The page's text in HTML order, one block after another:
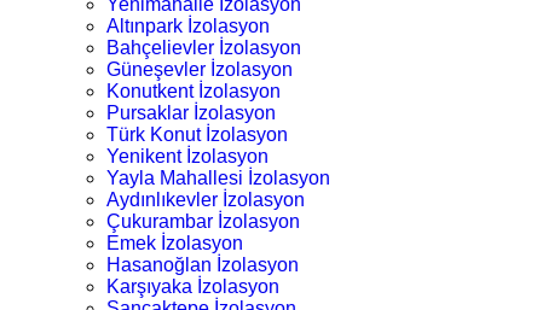
Altınpark İzolasyon
Bahçelievler İzolasyon
Güneşevler İzolasyon
Konutkent İzolasyon
Pursaklar İzolasyon
Türk Konut İzolasyon
Yenikent İzolasyon
Yayla Mahallesi İzolasyon
Aydınlıkevler İzolasyon
Çukurambar İzolasyon
Emek İzolasyon
Hasanoğlan İzolasyon
Karşıyaka İzolasyon